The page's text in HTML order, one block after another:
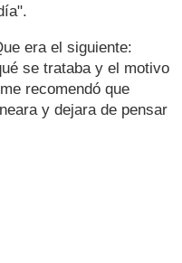
era el siguiente:
se trataba y el motivo
recomendó que
y dejara de pensar